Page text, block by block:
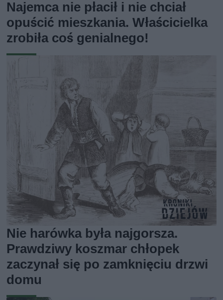
Najemca nie płacił i nie chciał
opuścić mieszkania. Właścicielka
zrobiła coś genialnego!
Nie harówka była najgorsza.
Prawdziwy koszmar chłopek
zaczynał się po zamknięciu drzwi
domu